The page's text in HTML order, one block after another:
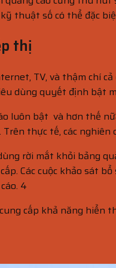
thuật số có thể đặc
thị
TV, và thậm chí
dùng quyết định bật
luôn bật và hơn thế
thực tế, các
rời mắt khỏi bảng
Các cuộc khảo sát
4
cấp khả năng hiển